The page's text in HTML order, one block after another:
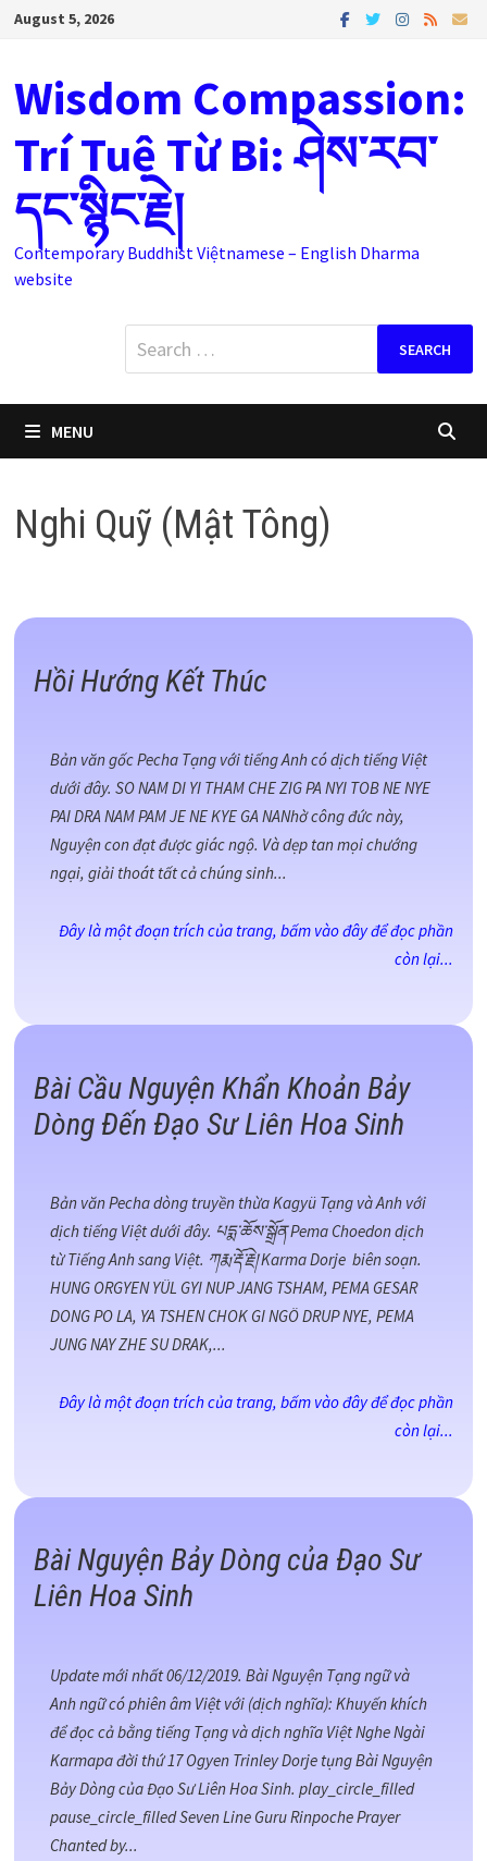
SkipAugust 5, 2026
Wisdom Compassion:
Trí Tuệ Từ Bi: ཤེས་རབ་
དང་སྙིང་རྗེ།
Contemporary Buddhist Việtnamese – English Dharma
website
Search
for:
MENU
Nghi Quỹ (Mật Tông)
Hồi Hướng Kết Thúc
Bản văn gốc Pecha Tạng với tiếng Anh có dịch tiếng Việt
dưới đây. SO NAM DI YI THAM CHE ZIG PA NYI TOB NE NYE
PAI DRA NAM PAM JE NE KYE GA NANhờ công đức này,
Nguyện con đạt được giác ngộ. Và dẹp tan mọi chướng
ngại, giải thoát tất cả chúng sinh...
Đây là một đoạn trích của trang, bấm vào đây để đọc phần
còn lại...
Bài Cầu Nguyện Khẩn Khoản Bảy
Dòng Đến Đạo Sư Liên Hoa Sinh
Bản văn Pecha dòng truyền thừa Kagyü Tạng và Anh với
dịch tiếng Việt dưới đây. པདྨ་ཆོས་སྒྲོན Pema Choedon dịch
từ Tiếng Anh sang Việt. ཀརྨ་རྡོ་རྗེ། Karma Dorje biên soạn.
HUNG ORGYEN YÜL GYI NUP JANG TSHAM, PEMA GESAR
DONG PO LA, YA TSHEN CHOK GI NGÖ DRUP NYE, PEMA
JUNG NAY ZHE SU DRAK,...
Đây là một đoạn trích của trang, bấm vào đây để đọc phần
còn lại...
Bài Nguyện Bảy Dòng của Đạo Sư
Liên Hoa Sinh
Update mới nhất 06/12/2019. Bài Nguyện Tạng ngữ và
Anh ngữ có phiên âm Việt với (dịch nghĩa): Khuyến khích
để đọc cả bằng tiếng Tạng và dịch nghĩa Việt Nghe Ngài
Karmapa đời thứ 17 Ogyen Trinley Dorje tụng Bài Nguyện
Bảy Dòng của Đạo Sư Liên Hoa Sinh. play_circle_filled
pause_circle_filled Seven Line Guru Rinpoche Prayer
Chanted by...